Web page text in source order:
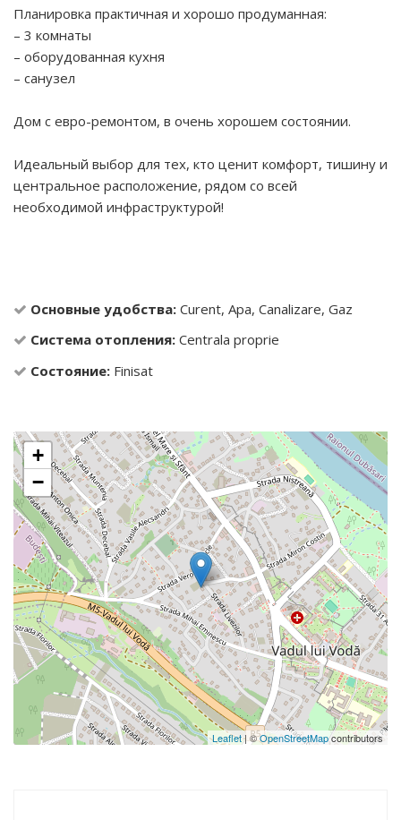
Планировка практичная и хорошо продуманная:
– 3 комнаты
– оборудованная кухня
– санузел
Дом с евро-ремонтом, в очень хорошем состоянии.
Идеальный выбор для тех, кто ценит комфорт, тишину и
центральное расположение, рядом со всей
необходимой инфраструктурой!
Основные удобства: Curent, Apa, Canalizare, Gaz
Система отопления: Centrala proprie
Состояние: Finisat
+
−
Leaflet| ©OpenStreetMapcontributors